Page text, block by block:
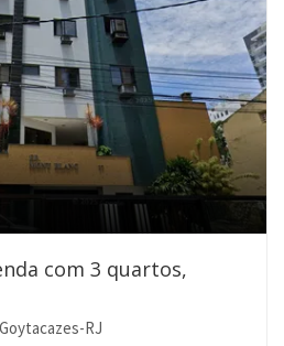
com 3 quartos,
RJ